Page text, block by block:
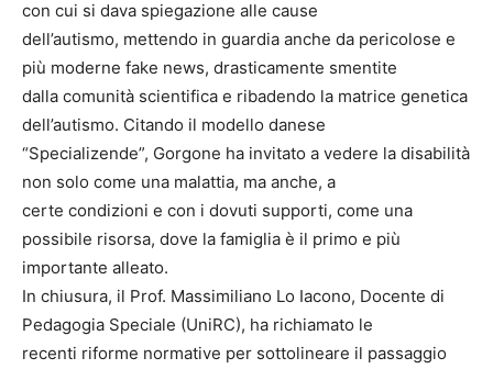
con cui si dava spiegazione alle cause
dell’autismo, mettendo in guardia anche da pericolose e
più moderne fake news, drasticamente smentite
dalla comunità scientifica e ribadendo la matrice genetica
dell’autismo. Citando il modello danese
“Specializende”, Gorgone ha invitato a vedere la disabilità
non solo come una malattia, ma anche, a
certe condizioni e con i dovuti supporti, come una
possibile risorsa, dove la famiglia è il primo e più
importante alleato.
In chiusura, il Prof. Massimiliano Lo Iacono, Docente di
Pedagogia Speciale (UniRC), ha richiamato le
recenti riforme normative per sottolineare il passaggio